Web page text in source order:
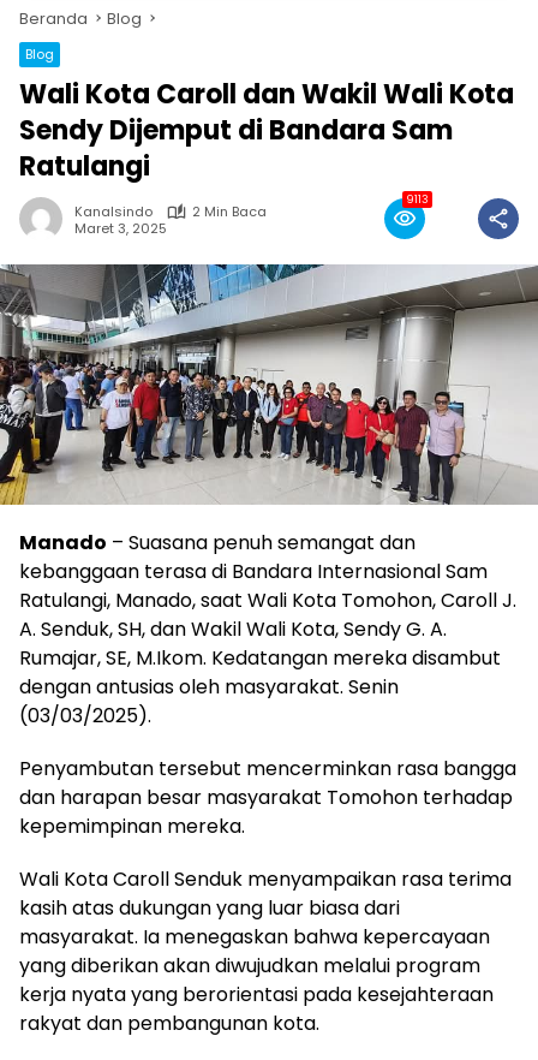
Beranda Blog
Blog
Wali Kota Caroll dan Wakil Wali Kota
Sendy Dijemput di Bandara Sam
Ratulangi
Kanalsindo
2 Min Baca
Maret 3, 2025
9113
Manado – Suasana penuh semangat dan
kebanggaan terasa di Bandara Internasional Sam
Ratulangi, Manado, saat Wali Kota Tomohon, Caroll J.
A. Senduk, SH, dan Wakil Wali Kota, Sendy G. A.
Rumajar, SE, M.Ikom. Kedatangan mereka disambut
dengan antusias oleh masyarakat. Senin
(03/03/2025).
Penyambutan tersebut mencerminkan rasa bangga
dan harapan besar masyarakat Tomohon terhadap
kepemimpinan mereka.
Wali Kota Caroll Senduk menyampaikan rasa terima
kasih atas dukungan yang luar biasa dari
masyarakat. Ia menegaskan bahwa kepercayaan
yang diberikan akan diwujudkan melalui program
kerja nyata yang berorientasi pada kesejahteraan
rakyat dan pembangunan kota.